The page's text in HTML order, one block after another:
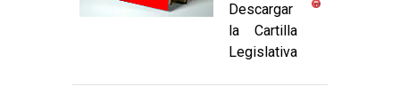
Descargar
la Cartilla
Legislativa